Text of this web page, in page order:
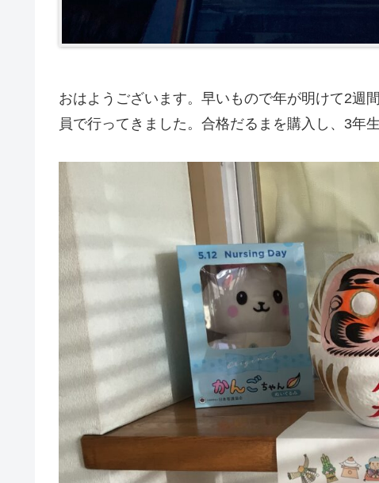
おはようございます。早いもので年が明けて2週
員で行ってきました。合格だるまを購入し、3年